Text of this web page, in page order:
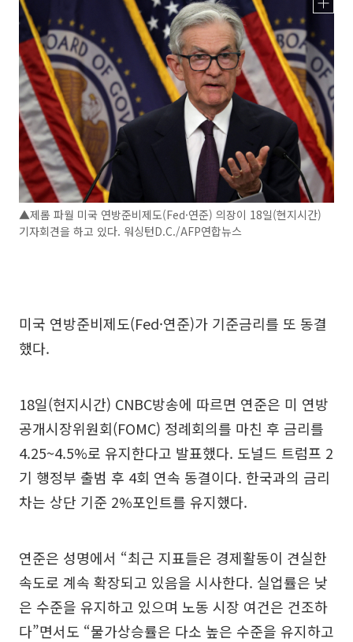
▲제롬 파월 미국 연방준비제도(Fed·연준) 의장이 18일(현지시간)
기자회견을 하고 있다. 워싱턴D.C./AFP연합뉴스
미국 연방준비제도(Fed·연준)가 기준금리를 또 동결
했다.
18일(현지시간) CNBC방송에 따르면 연준은 미 연방
공개시장위원회(FOMC) 정례회의를 마친 후 금리를
4.25~4.5%로 유지한다고 발표했다. 도널드 트럼프 2
기 행정부 출범 후 4회 연속 동결이다. 한국과의 금리
차는 상단 기준 2%포인트를 유지했다.
연준은 성명에서 “최근 지표들은 경제활동이 견실한
속도로 계속 확장되고 있음을 시사한다. 실업률은 낮
은 수준을 유지하고 있으며 노동 시장 여건은 건조하
다”면서도 “물가상승률은 다소 높은 수준을 유지하고